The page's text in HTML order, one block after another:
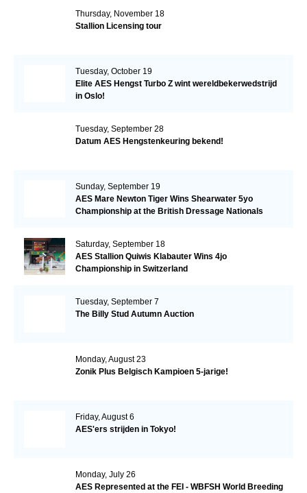
Thursday, November 18
Stallion Licensing tour
Tuesday, October 19
Elite AES Hengst Turbo Z wint wereldbekerwedstrijd
in Oslo!
Tuesday, September 28
Datum AES Hengstenkeuring bekend!
Sunday, September 19
AES Mare Newton Tiger Wins Shearwater 5yo
Championship at the British Dressage Nationals
Saturday, September 18
AES Stallion Quiwis Klabauter Wins 4jo
Championship in Switzerland
Tuesday, September 7
The Billy Stud Autumn Auction
Monday, August 23
Zonik Plus Belgisch Kampioen 5-jarige!
Friday, August 6
AES'ers strijden in Tokyo!
Monday, July 26
AES Represented at the FEI - WBFSH World Breeding